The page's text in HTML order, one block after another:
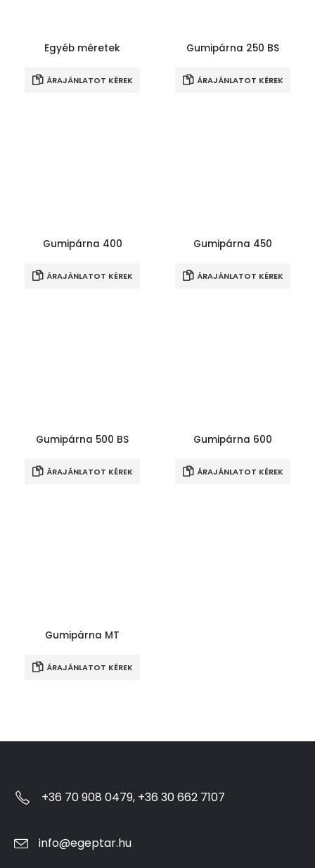
Egyéb méretek
ÁRAJÁNLATOT KÉREK
Gumipárna 250 BS
ÁRAJÁNLATOT KÉREK
Gumipárna 400
ÁRAJÁNLATOT KÉREK
Gumipárna 450
ÁRAJÁNLATOT KÉREK
Gumipárna 500 BS
ÁRAJÁNLATOT KÉREK
Gumipárna 600
ÁRAJÁNLATOT KÉREK
Gumipárna MT
ÁRAJÁNLATOT KÉREK
+36 70 908 0479, +36 30 662 7107
info@egeptar.hu